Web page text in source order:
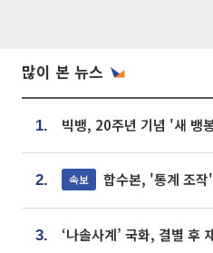
많이 본 뉴스
1.
2. 속보 합수본, '통계 조작' 서울·경
3.